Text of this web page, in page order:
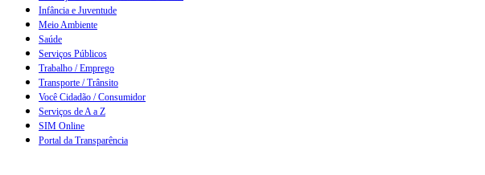
Infância e Juventude
Meio Ambiente
Saúde
Serviços Públicos
Trabalho / Emprego
Transporte / Trânsito
Você Cidadão / Consumidor
Serviços de A a Z
SIM Online
Portal da Transparência